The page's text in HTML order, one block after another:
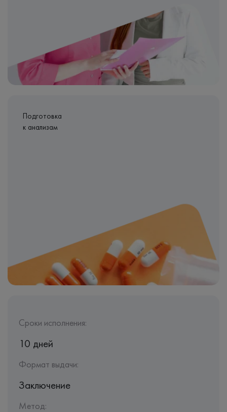
Подготовка
к анализам
Сроки исполнения:
10 дней
Формат выдачи:
Заключение
Метод: